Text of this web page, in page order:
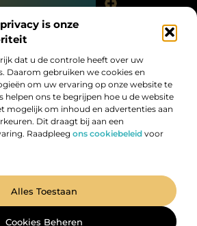
is onze
dat u de controle heeft over uw
Daarom gebruiken we cookies en
om uw ervaring op onze website te
helpen ons te begrijpen hoe u de website
mogelijk om inhoud en advertenties aan
Dit draagt bij aan een
Raadpleeg ons cookiebeleid voor
Alles Toestaan
Cookies Beheren
Ontdek, leer en praat mee!
Reserved. Design by